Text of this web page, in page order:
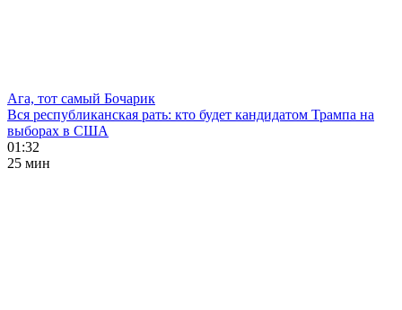
Ага, тот самый Бочарик
Вся республиканская рать: кто будет кандидатом Трампа на
выборах в США
01:32
25 мин